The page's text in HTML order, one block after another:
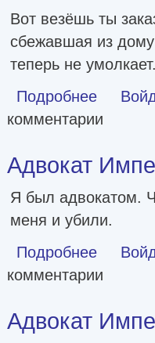
Вот везёшь ты
сбежавшая из
теперь не
Подробнее о Вечные
комментарии
Адвокат
Я был адвокатом.
меня и убили.
Подробнее о Адвокат
комментарии
Адвокат